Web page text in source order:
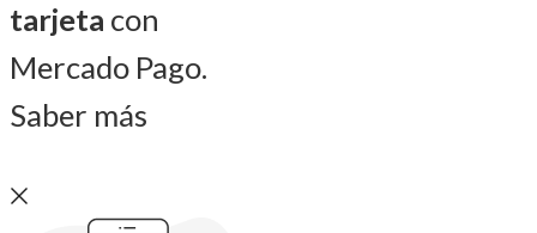
tarjeta con
Mercado Pago.
Saber más